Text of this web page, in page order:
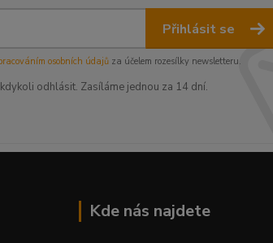
Přihlásit se
osobních údajůza účelem rozesílky newsletteru.
odhlásit. Zasíláme jednou za 14 dní.
Kde nás najdete